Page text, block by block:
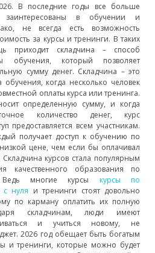
В последние годы все больше
заинтересованы в обучении и
не всегда есть возможность
за курсы и тренинги. В таких
приходит складчина – способ
обучения, который позволяет
сумму денег. Складчина – это
обучения, когда несколько человек
оплаты курса или тренинга.
определенную сумму, и когда
количество денег, курс
предоставляется всем участникам.
получает доступ к обучению по
цене, чем если бы оплачивал
Складчина курсов стала популярным
качественного образования по
Ведь многие курсы курсы по
нуля и тренинги стоят довольно
по карману оплатить их полную
складчинам, люди имеют
и учиться новому, не
2026 год обещает быть богатым
и тренинги, которые можно будет